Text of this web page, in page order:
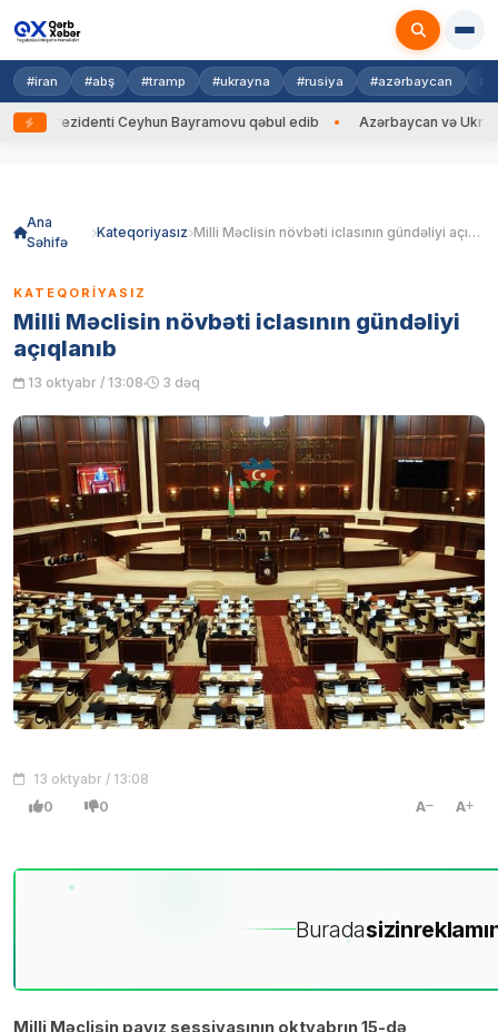
#iran #abş #tramp #ukrayna #rusiya #azərbaycan
Prezidenti Ceyhun Bayramovu qəbul edib Azərbaycan və Ukrayna
Ana
Səhifə
Kateqoriyasız Milli Məclisin növbəti iclasının gündəliyi açıqlanıb
KATEQORIYASIZ
Milli Məclisin növbəti iclasının gündəliyi
açıqlanıb
13 oktyabr / 13:08 3 dəq
13 oktyabr / 13:08
0 0 A A
Buradasizin
Milli Məclisin payız sessiyasının oktyabrın 15-də